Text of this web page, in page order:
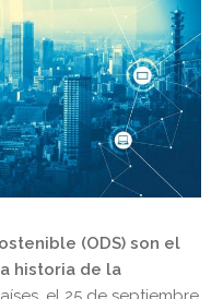
(ODS) son el
historia de la